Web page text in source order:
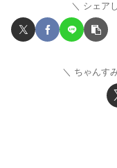
シェア
ちゃんす